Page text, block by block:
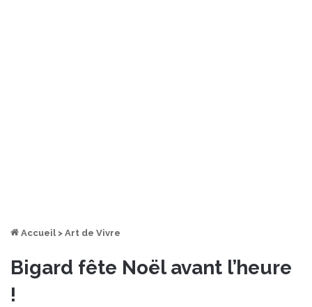
Accueil > Art de Vivre
Bigard fête Noël avant l’heure
!